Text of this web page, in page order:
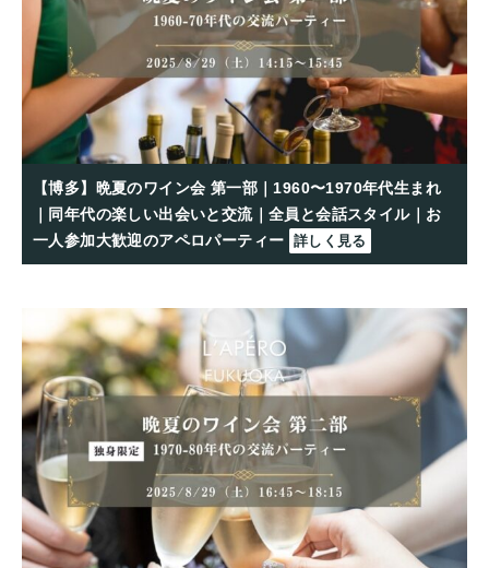
【博多】晩夏のワイン会 第一部｜1960〜1970年代生まれ
｜同年代の楽しい出会いと交流｜全員と会話スタイル｜お
一人参加大歓迎のアペロパーティー 詳しく見る